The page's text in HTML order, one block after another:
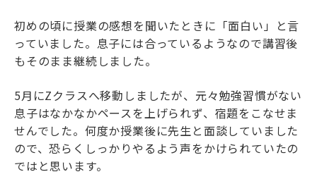
初めの頃に授業の感想を聞いたときに「面白い」と言
っていました。息子には合っているようなので講習後
もそのまま継続しました。
5月にZクラスへ移動しましたが、元々勉強習慣がない
息子はなかなかペースを上げられず、宿題をこなせま
せんでした。何度か授業後に先生と面談していました
ので、恐らくしっかりやるよう声をかけられていたの
ではと思います。